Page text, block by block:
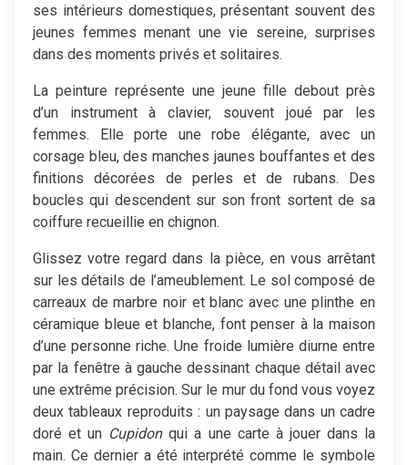
ses intérieurs domestiques, présentant souvent des
jeunes femmes menant une vie sereine, surprises
dans des moments privés et solitaires.
La peinture représente une jeune fille debout près
d’un instrument à clavier, souvent joué par les
femmes. Elle porte une robe élégante, avec un
corsage bleu, des manches jaunes bouffantes et des
finitions décorées de perles et de rubans. Des
boucles qui descendent sur son front sortent de sa
coiffure recueillie en chignon.
Glissez votre regard dans la pièce, en vous arrêtant
sur les détails de l’ameublement. Le sol composé de
carreaux de marbre noir et blanc avec une plinthe en
céramique bleue et blanche, font penser à la maison
d’une personne riche. Une froide lumière diurne entre
par la fenêtre à gauche dessinant chaque détail avec
une extrême précision. Sur le mur du fond vous voyez
deux tableaux reproduits : un paysage dans un cadre
doré et un Cupidonqui a une carte à jouer dans la
main. Ce dernier a été interprété comme le symbole